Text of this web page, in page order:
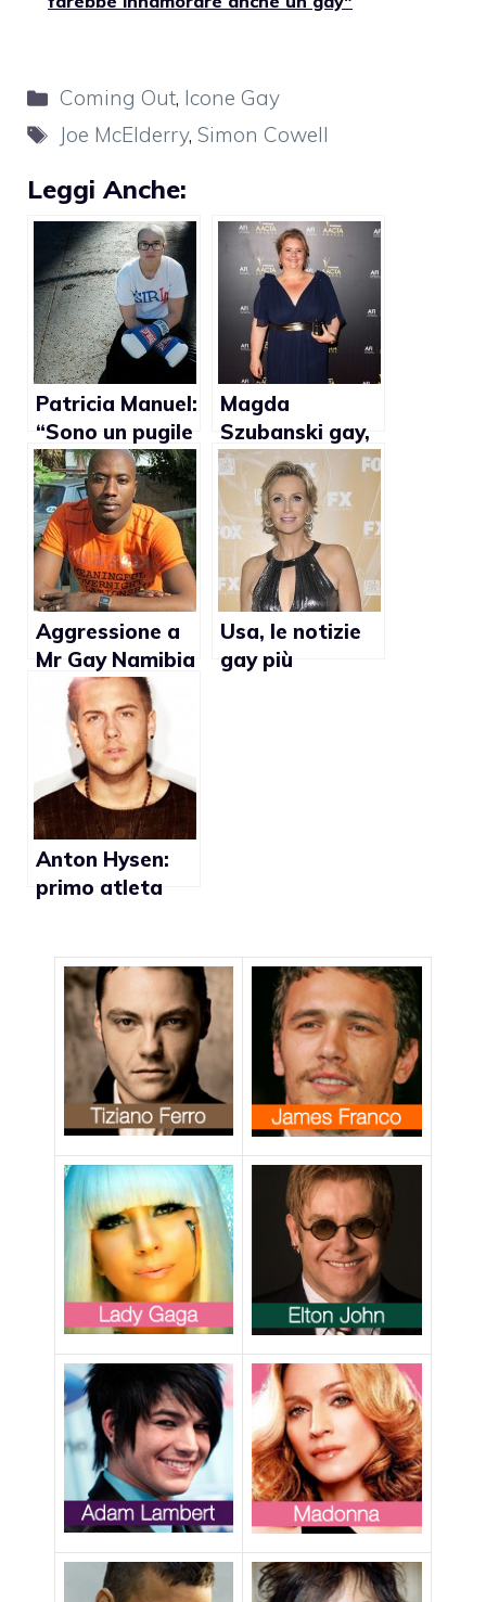
Categorie
Coming Out, Icone Gay
Tag
Joe McElderry,Simon Cowell
Leggi Anche:
Patricia Manuel:
“Sono un pugile
femminile
fieramente
lesbica e
attivista”
Magda
Szubanski gay,
annuncio in
diretta del
coming out
Aggressione a
Mr Gay Namibia
Usa, le notizie
gay più
Anton Hysen:
primo atleta
apertamente
gay?